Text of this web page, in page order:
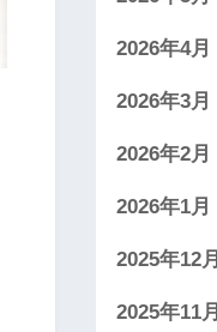
2026年4月
2026年3月
2026年2月
2026年1月
2025年12月
2025年11月